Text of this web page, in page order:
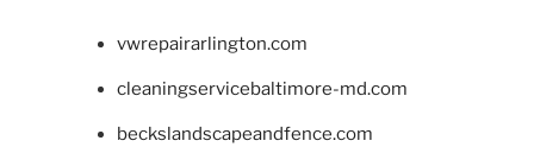
vwrepairarlington.com
cleaningservicebaltimore-md.com
beckslandscapeandfence.com